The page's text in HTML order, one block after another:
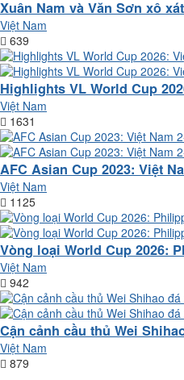
Xuân Nam và Văn Sơn xô
Việt Nam
639
Highlights VL World Cup
Việt Nam
1631
AFC Asian Cup 2023: Việt
Việt Nam
1125
Vòng loại World Cup 2026:
Việt Nam
942
Cận cảnh cầu thủ Wei
Việt Nam
879